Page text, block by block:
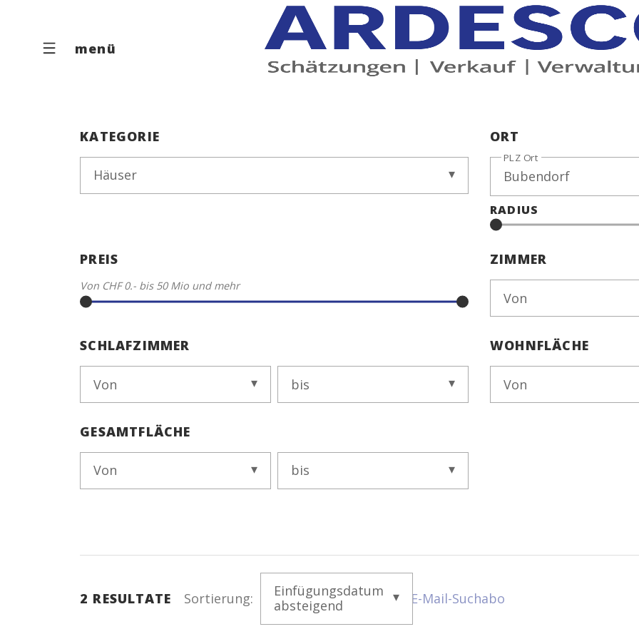
menü
KATEGORIE
Häuser
ORT
PLZ Ort
RADIUS
PREIS
Von CHF 0.- bis 50 Mio und mehr
ZIMMER
Von
SCHLAFZIMMER
Von bis
WOHNFLÄCHE
Von
GESAMTFLÄCHE
Von bis
2 RESULTATE Sortierung:
Einfügungsdatum
absteigend
E-Mail-Suchabo